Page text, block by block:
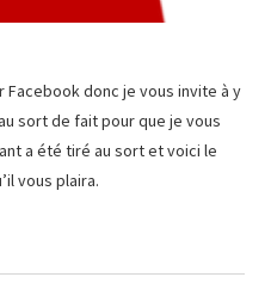
donc je vous invite à y
sort de fait pour que je vous
a été tiré au sort et voici le
vous plaira.